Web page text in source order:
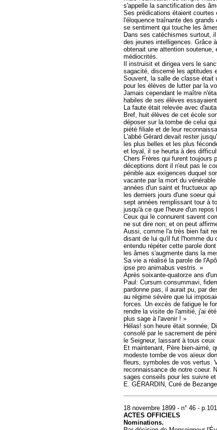
s'appelle la sanctification des
Ses prédications étaient
l'éloquence traînante des
se sentiment qui touche les
Dans ses catéchismes surtout,
des jeunes intelligences. Grâce
obtenait une attention
médiocrités.
Il instruisit et dirigea vers le
sagacité, discerné les aptitudes
Souvent, la salle de classe était
pour les élèves de lutter par la
Jamais cependant le maître
habiles de ses élèves
La faute était relevée avec
Bref, huit élèves de cet école
déposer sur la tombe de celui
piété filiale et de leur
L'abbé Gérard devait rester
les plus belles et les plus
et loyal, il se heurta à des
Chers Frères qui furent toujours
déceptions dont il n'eut pas le
pénible aux exigences duquel
vacante par la mort du
années d'un saint et fructueux
les derniers jours d'une soeur
sept années remplissant tour à
jusqu'à ce que l'heure d'un
Ceux qui le connurent savent
ne sut dire non; et on peut
Aussi, comme l'a très bien fait
disant de lui qu'il fut l'homme du
entendu répéter cette parole
les âmes s'augmente dans la
Sa vie a réalisé la parole de
ipse pro animabus vestris. »
Après soixante-quatorze ans
Paul: Cursum consummavi,
pardonne pas, il aurait pu, par
au régime sévère que lui
forces. Un excès de fatigue le
rendre la visite de l'amitié, j'ai
plus sage à l'avenir ! »
Hélas! son heure était sonnée,
consolé par le sacrement de
le Seigneur, laissant à tous
Et maintenant, Père bien-aimé,
modeste tombe de vos aïeux
fleurs, symboles de vos vertus.
reconnaissance de notre coeur.
sages conseils pour les suivre
E. GÉRARDIN, Curé de
18 novembre 1899 - n° 46 -
ACTES OFFICIELS
Nominations.